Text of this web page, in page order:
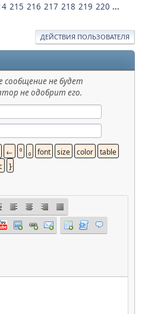
215 216 217 218 219 220 ...
ДЕЙСТВИЯ ПОЛЬЗОВАТЕЛЯ
не будет
не одобрит его.